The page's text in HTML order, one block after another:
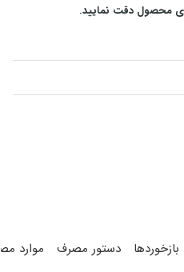
محصول دقت نمایید.
بازخوردها دستور مصرف موارد